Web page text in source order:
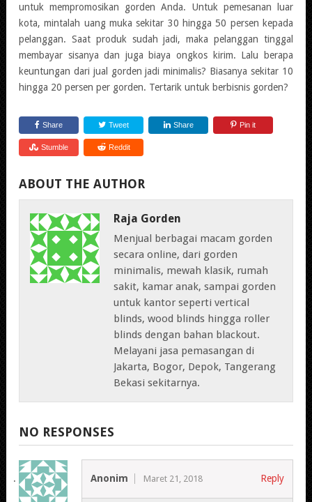
untuk mempromosikan gorden Anda. Untuk pemesanan luar
kota, mintalah uang muka sekitar 30 hingga 50 persen kepada
pelanggan. Saat produk sudah jadi, maka pelanggan tinggal
membayar sisanya dan juga biaya ongkos kirim. Lalu berapa
keuntungan dari jual gorden jadi minimalis? Biasanya sekitar 10
hingga 20 persen per gorden. Tertarik untuk berbisnis gorden?
Share Tweet Share Pin it
Stumble Reddit
ABOUT THE AUTHOR
Raja Gorden
Menjual berbagai macam gorden
secara online, dari gorden
minimalis, mewah klasik, rumah
sakit, kamar anak, sampai gorden
untuk kantor seperti vertical
blinds, wood blinds hingga roller
blinds dengan bahan blackout.
Melayani jasa pemasangan di
Jakarta, Bogor, Depok, Tangerang
Bekasi sekitarnya.
NO RESPONSES
Anonim Maret 21, 2018 Reply